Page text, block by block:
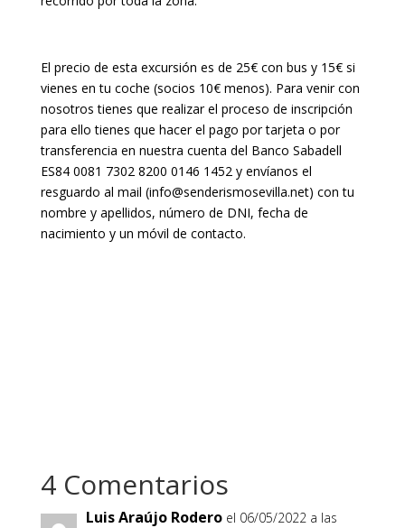
El precio de esta excursión es de 25€ con bus y 15€ si
vienes en tu coche (socios 10€ menos). Para venir con
nosotros tienes que realizar el proceso de inscripción
para ello tienes que hacer el pago por tarjeta o por
transferencia en nuestra cuenta del Banco Sabadell
ES84 0081 7302 8200 0146 1452 y envíanos el
resguardo al mail (info@senderismosevilla.net) con tu
nombre y apellidos, número de DNI, fecha de
nacimiento y un móvil de contacto.
4 Comentarios
Luis Araújo Rodero el 06/05/2022 a las